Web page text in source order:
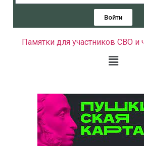
Войти
Памятки для участников СВО и